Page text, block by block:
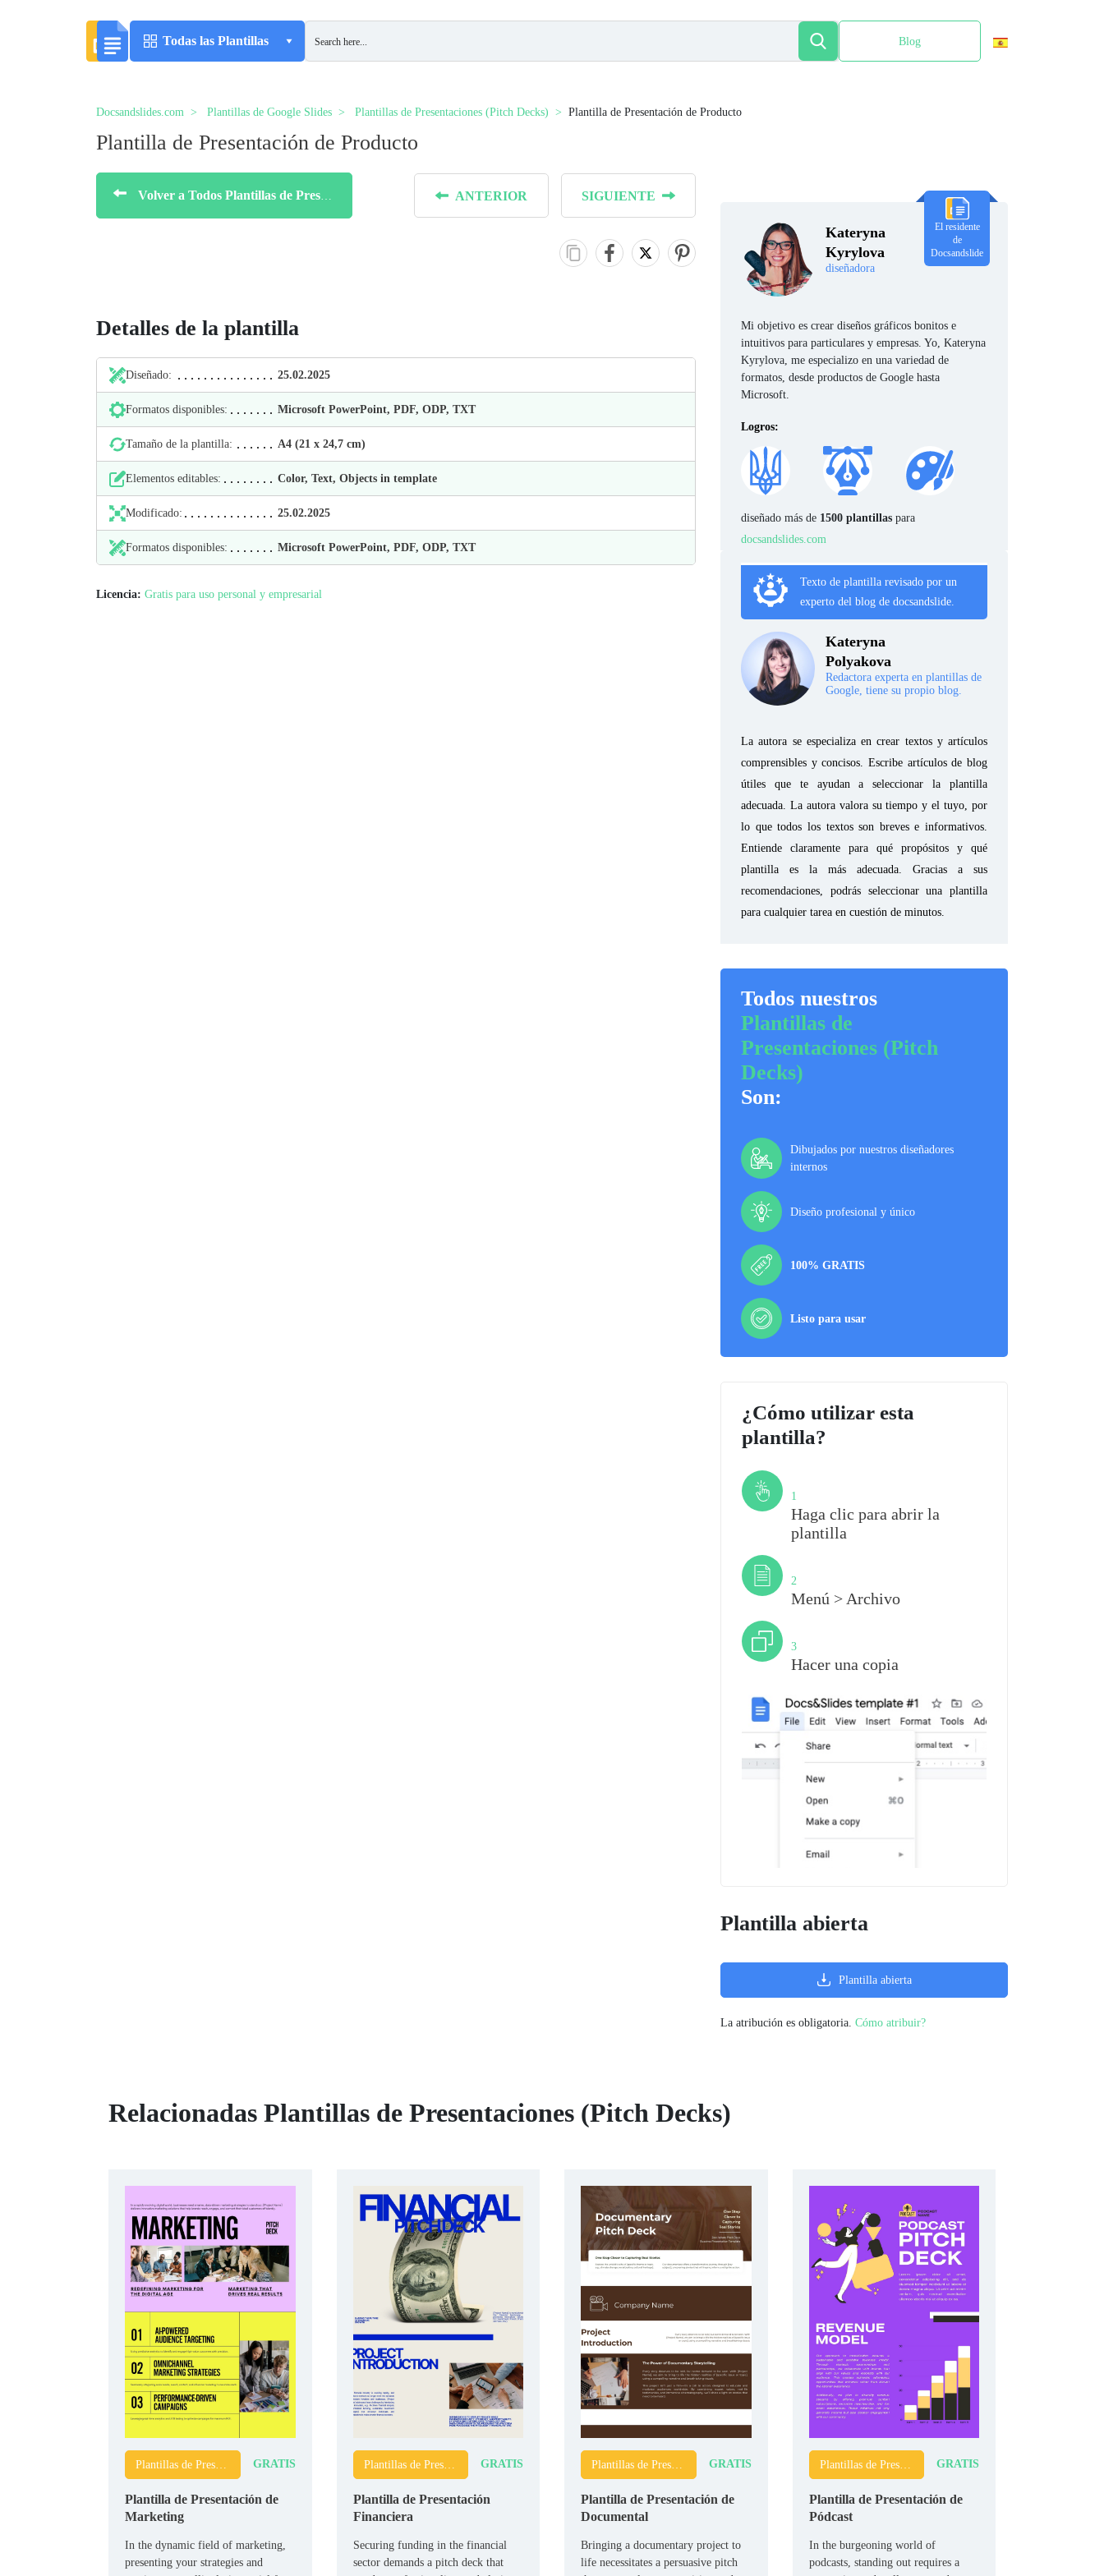
Todas las Plantillas Blog
Docsandslides.com Plantillas de Google Slides Plantillas de Presentaciones (Pitch Decks) Plantilla de Presentación de Producto
Plantilla de Presentación de Producto
Volver a Todos Plantillas de Presentaciones (Pitch Decks) ANTERIOR SIGUIENTE
Detalles de la plantilla
Diseñado: 25.02.2025
Formatos disponibles: Microsoft PowerPoint, PDF, ODP, TXT
Tamaño de la plantilla: А4 (21 х 24,7 cm)
Elementos editables: Color, Text, Objects in template
Modificado: 25.02.2025
Formatos disponibles: Microsoft PowerPoint, PDF, ODP, TXT
Licencia: Gratis para uso personal y empresarial
Kateryna
Kyrylova
diseñadora
El residente
de
Docsandslide
Mi objetivo es crear diseños gráficos bonitos e
intuitivos para particulares y empresas. Yo, Kateryna
Kyrylova, me especializo en una variedad de
formatos, desde productos de Google hasta
Microsoft.
Logros:
diseñado más de 1500 plantillas para
docsandslides.com
Texto de plantilla revisado por un
experto del blog de docsandslide.
Kateryna
Polyakova
Redactora experta en plantillas de
Google, tiene su propio blog.
La autora se especializa en crear textos y artículos
comprensibles y concisos. Escribe artículos de blog
útiles que te ayudan a seleccionar la plantilla
adecuada. La autora valora su tiempo y el tuyo, por
lo que todos los textos son breves e informativos.
Entiende claramente para qué propósitos y qué
plantilla es la más adecuada. Gracias a sus
recomendaciones, podrás seleccionar una plantilla
para cualquier tarea en cuestión de minutos.
Todos nuestros
Plantillas de
Presentaciones (Pitch
Decks)
Son:
Dibujados por nuestros diseñadores
internos
Diseño profesional y único
100% GRATIS
Listo para usar
¿Cómo utilizar esta
plantilla?
1
Haga clic para abrir la
plantilla
2
Menú > Archivo
3
Hacer una copia
Plantilla abierta
Plantilla abierta
La atribución es obligatoria. Cómo atribuir?
Relacionadas Plantillas de Presentaciones (Pitch Decks)
GRATIS
Plantilla de Presentación de
Marketing
In the dynamic field of marketing,
presenting your strategies and
Plantillas de Presentaciones (Pitch Decks) GRATIS
Plantilla de Presentación
Financiera
Securing funding in the financial
sector demands a pitch deck that
GRATIS
Plantilla de Presentación de
Documental
Bringing a documentary project to
life necessitates a persuasive pitch
Plantillas de Presentaciones (Pitch Decks) GRATIS
Plantilla de Presentación de
Pódcast
In the burgeoning world of
podcasts, standing out requires a